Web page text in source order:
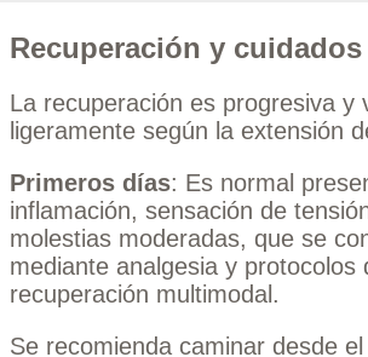
Recuperación y
La recuperación es progresiva y
ligeramente según la extensión
Primeros días: Es normal
inflamación, sensación de
molestias moderadas, que se
mediante analgesia y protocolos
recuperación multimodal.
Se recomienda caminar desde